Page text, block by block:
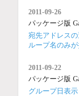
2011-09-26
パッケージ版
宛先アドレス
ループ名のみ
2011-09-22
パッケージ版
グループ日表